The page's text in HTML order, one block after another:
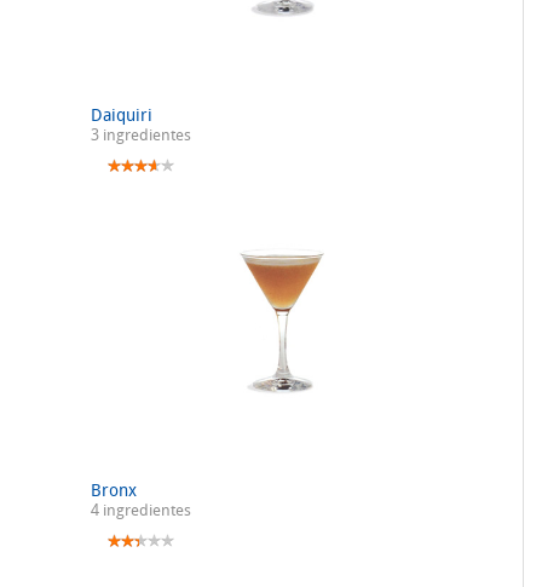
Daiquiri
3 ingredientes
Bronx
4 ingredientes